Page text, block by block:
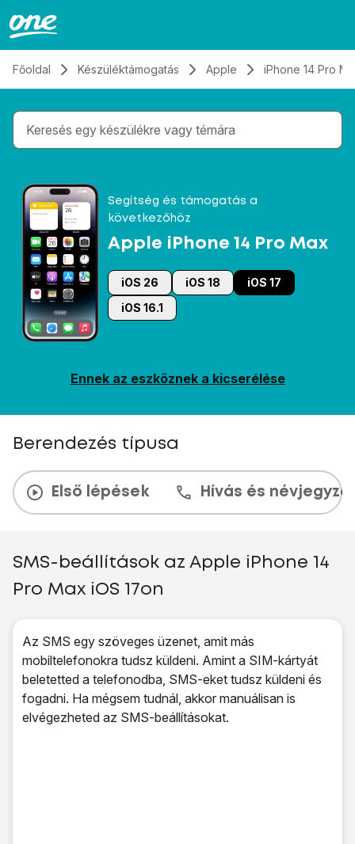
Főoldal Készüléktámogatás Apple iPhone 14 Pro
Gépelés közben megjelennek a keresési
Segítség és támogatás a
következőhöz
Apple iPhone 14 Pro Max
iOS 26 iOS 18
iOS 17
iOS 16.1
Ennek az eszköznek a kicserélése
Berendezés típusa
Első lépések Hívás és
SMS-beállítások az Apple iPhone 14
Pro Max iOS 17on
Az SMS egy szöveges üzenet, amit más
mobiltelefonokra tudsz küldeni. Amint a SIM-kártyát
beletetted a telefonodba, SMS-eket tudsz küldeni és
fogadni. Ha mégsem tudnál, akkor manuálisan is
elvégezheted az SMS-beállításokat.